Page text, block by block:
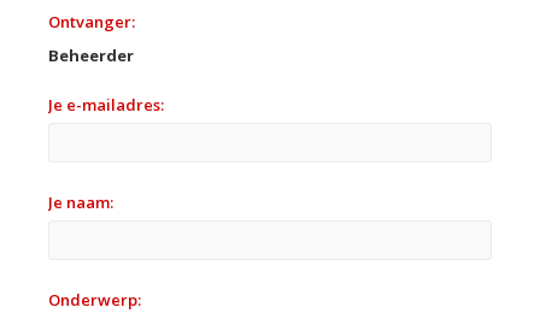
Ontvanger:
Beheerder
Je e-mailadres:
Je naam:
Onderwerp: